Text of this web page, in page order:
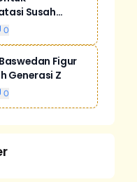
Susah
Stres
0
Figur
Generasi Z
0